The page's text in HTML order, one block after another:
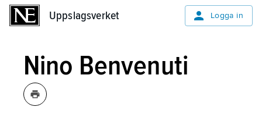
Uppslagsverket Logga in
Nino Benvenuti